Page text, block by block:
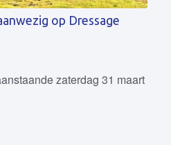
op Dressage
zaterdag 31 maart